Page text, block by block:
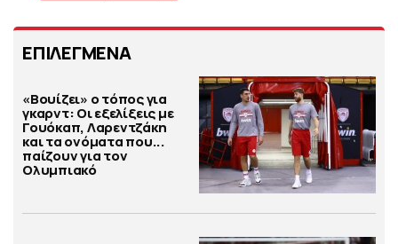
ΕΠΙΛΕΓΜΕΝΑ
«Βουίζει» ο τόπος για
γκαρντ: Οι εξελίξεις με
Γουόκαπ, Λαρεντζάκη
και τα ονόματα που...
παίζουν για τον
Ολυμπιακό